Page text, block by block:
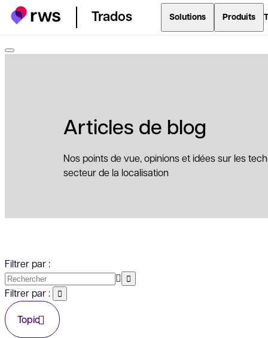
Trados Solutions Produits
Articles de blog
Nos points de vue, opinions et idées sur les
secteur de la localisation
Filtrer par :
Filtrer par :
Topic